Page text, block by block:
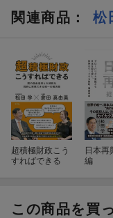
関連商品 ： 松
超積極財政こう
すればできる
日本
編
この商品を買